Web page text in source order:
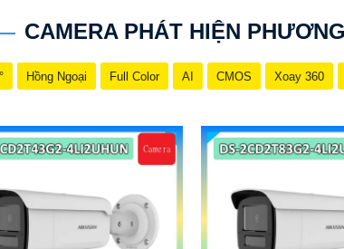
CAMERA PHÁT HIỆN
Hồng Ngoại Full Color AI CMOS Xoay 360